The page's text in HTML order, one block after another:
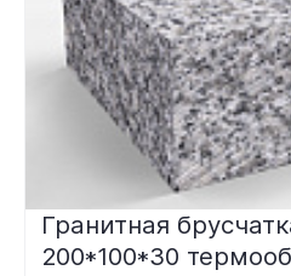
Гранитная
200*100*30